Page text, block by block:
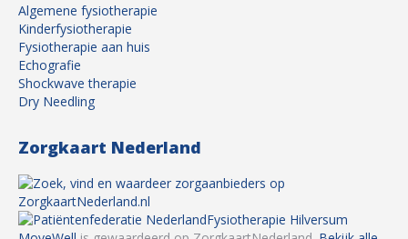
Algemene fysiotherapie
Kinderfysiotherapie
Fysiotherapie aan huis
Echografie
Shockwave therapie
Dry Needling
Zorgkaart Nederland
Fysiotherapie Hilversum